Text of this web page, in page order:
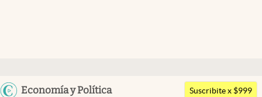
Argentina
Economía y Política
Members Suscribite x $999